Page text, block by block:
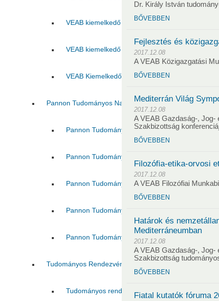
VEAB kiemelkedő ifjú kutatója 2021
VEAB kiemelkedő ifjú kutatója 2023
VEAB Kiemelkedő Ifjú Kutatója 2025
Pannon Tudományos Nap
Pannon Tudományos Nap 2016 Pannon
Pannon Tudományos Nap 2018
Pannon Tudományos Nap 2021 Pannon
Pannon Tudományos Nap 2023
Pannon Tudományos Nap 2025
Tudományos Rendezvények Támogatása
Tudományos rendezvények támogatása 2017
Dr. Király István
BŐVEBBEN
Fejlesztés és
2017.12.08
A VEAB Közigazgatási
BŐVEBBEN
Mediterrán Világ
2017.12.08
A VEAB Gazdaság-, Jog-
Szakbizottság
BŐVEBBEN
Filozófia-etika-orvosi
2017.12.08
A VEAB Filozófiai
BŐVEBBEN
Határok és
Mediterráneumban
2017.12.08
A VEAB Gazdaság-, Jog-
Szakbizottság
BŐVEBBEN
Fiatal kutatók fóruma